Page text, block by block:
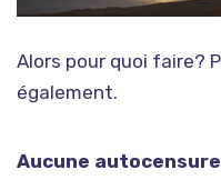
Alors pour quoi faire?
également.
Aucune autocensure